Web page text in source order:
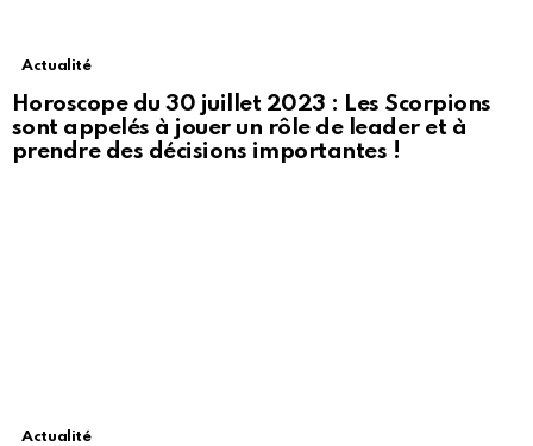
Actualité
Horoscope du 30 juillet 2023 : Les Scorpions
sont appelés à jouer un rôle de leader et à
prendre des décisions importantes !
Actualité